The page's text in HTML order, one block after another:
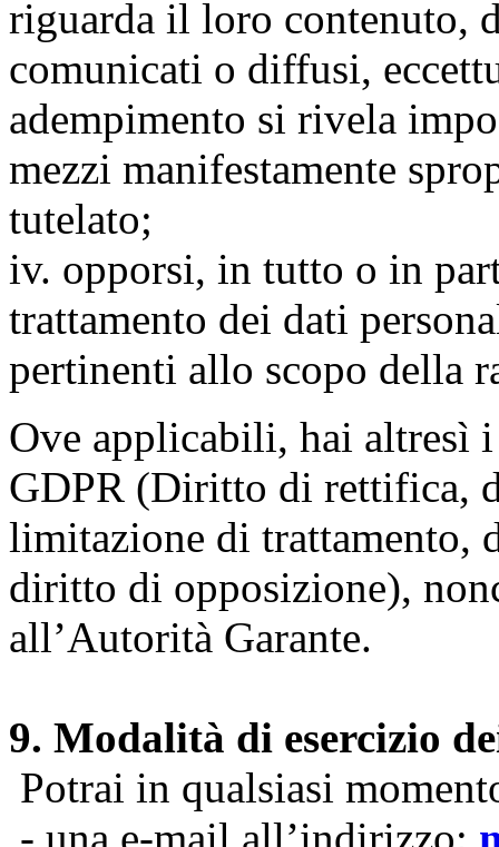
riguarda il loro contenuto,
comunicati o diffusi,
adempimento si rivela
mezzi manifestamente
tutelato;
iv. opporsi, in tutto o in
trattamento dei dati
pertinenti allo scopo della
Ove applicabili, hai
GDPR (Diritto di rettifica,
limitazione di trattamento,
diritto di opposizione),
all’Autorità Garante.
9. Modalità di esercizio
Potrai in qualsiasi